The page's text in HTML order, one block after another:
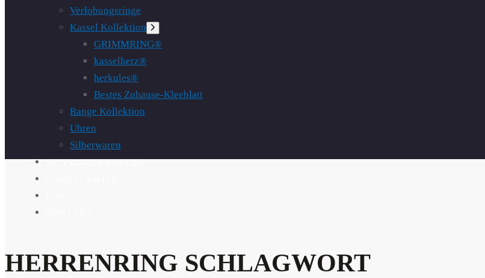
Verlobungsringe
Kassel Kollektion Untermenü
anzeigen
GRIMMRING®
kasselherz®
herkules®
Bestes Zuhause-Kleeblatt
Range Kollektion
Uhren
Silberwaren
HERRENRING SCHLAGWORT